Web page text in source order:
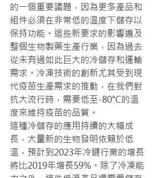
的一個重要議題，因為更多產品和
組件必須在非常低的溫度下儲存以
保持功能。這些新要求的影響遍及
整個生物製藥生產行業，因為過去
從未有過如此巨大的冷儲存和運輸
需求。冷凍技術的創新尤其受到現
代疫苗生產需求的推動，在我們對
抗大流行時，需要低至-80°C的溫
度來維持疫苗的品質。
這種冷儲存的應用持續的大幅成
長，大量新的生物發明依賴於低
溫，預計到2023年冷鏈行業的增長
將比2019年增長59%。除了冷凍能